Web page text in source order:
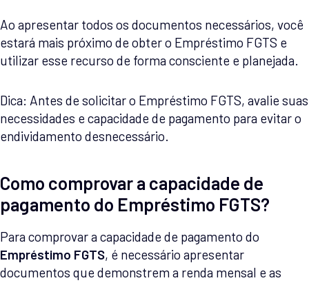
Ao apresentar todos os documentos necessários, você
estará mais próximo de obter o Empréstimo FGTS e
utilizar esse recurso de forma consciente e planejada.
Dica: Antes de solicitar o Empréstimo FGTS, avalie suas
necessidades e capacidade de pagamento para evitar o
endividamento desnecessário.
Como comprovar a capacidade de
pagamento do Empréstimo FGTS?
Para comprovar a capacidade de pagamento do
Empréstimo FGTS, é necessário apresentar
documentos que demonstrem a renda mensal e as